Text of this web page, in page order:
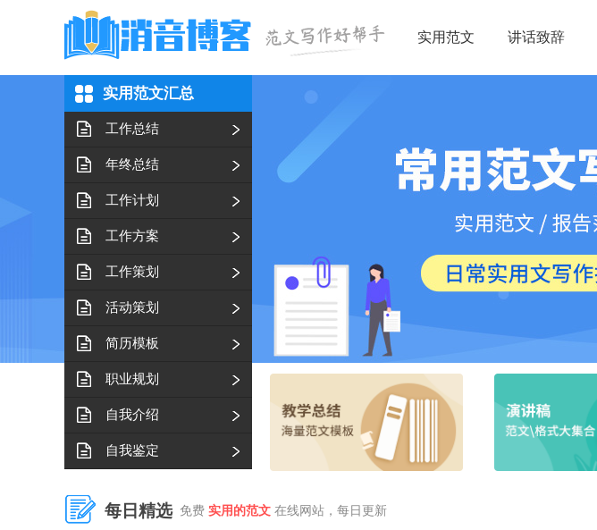
实用范文 讲话致辞
实用范文汇总
工作总结
年终总结
工作计划
工作方案
工作策划
活动策划
简历模板
职业规划
自我介绍
自我鉴定
活动总结
每日精选 免费 实用的范文 在线网站，每日更新